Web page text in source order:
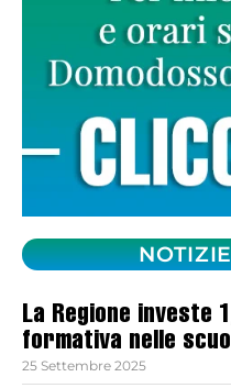
La Regione investe
formativa nelle
25 Settembre 2025